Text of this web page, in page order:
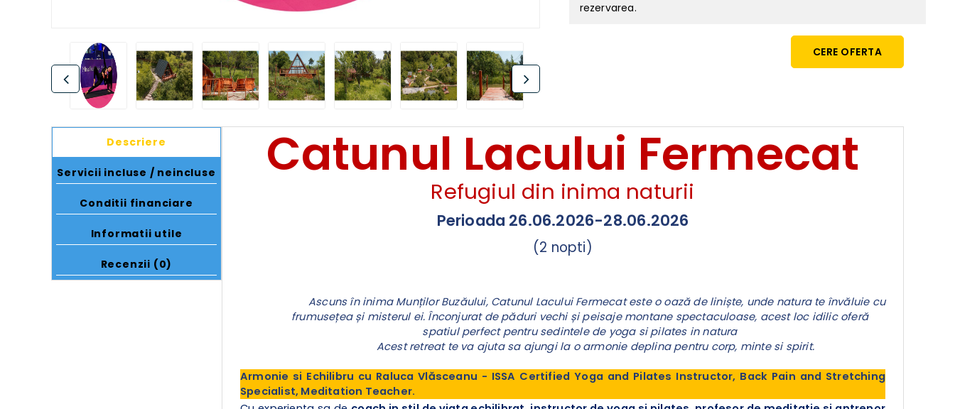
rezervarea.
CERE OFERTA
Descriere
Servicii incluse / neincluse
Conditii financiare
Informatii utile
Recenzii (0)
Catunul Lacului Fermecat
Refugiul din inima naturii
Perioada 26.06.2026-28.06.2026
(2 nopti)
Ascuns în inima Munților Buzăului, Catunul Lacului Fermecat este o oază de liniște, unde natura te învăluie cu
frumusețea și misterul ei. Înconjurat de păduri vechi și peisaje montane spectaculoase, acest loc idilic oferă
spatiul perfect pentru sedintele de yoga si pilates in natura
Acest retreat te va ajuta sa ajungi la o armonie deplina pentru corp, minte si spirit.
Armonie si Echilibru cu Raluca Vlăsceanu - ISSA Certified Yoga and Pilates Instructor, Back Pain and Stretching
Specialist, Meditation Teacher.